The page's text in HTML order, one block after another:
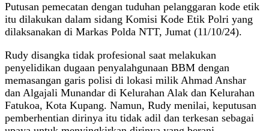
Putusan pemecatan dengan tuduhan pelanggaran kode etik
itu dilakukan dalam sidang Komisi Kode Etik Polri yang
dilaksanakan di Markas Polda NTT, Jumat (11/10/24).
Rudy disangka tidak profesional saat melakukan
penyelidikan dugaan penyalahgunaan BBM dengan
memasangan garis polisi di lokasi milik Ahmad Anshar
dan Algajali Munandar di Kelurahan Alak dan Kelurahan
Fatukoa, Kota Kupang. Namun, Rudy menilai, keputusan
pemberhentian dirinya itu tidak adil dan terkesan sebagai